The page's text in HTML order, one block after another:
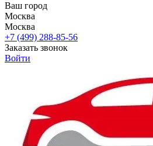
Ваш город
Москва
Москва
+7 (499) 288-85-56
Заказать звонок
Войти